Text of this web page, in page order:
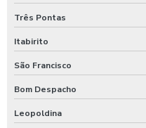
Produtos quimico para
Produtos quimicos para
Produtos para tratamento de
Shampoo carros com cera
Três Pontas
Itabirito
São Francisco
Bom Despacho
Leopoldina